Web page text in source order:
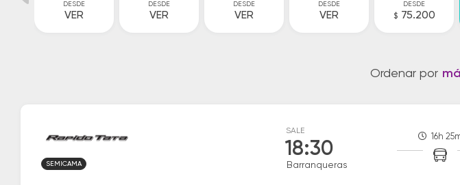
DESDE
VER
DESDE
VER
DESDE
VER
DESDE
VER
DESDE
$ 75.200
Ordenar por
SALE
18:30
Barranqueras
16h
SEMICAMA